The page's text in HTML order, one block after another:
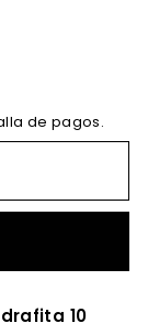
de pagos.
10